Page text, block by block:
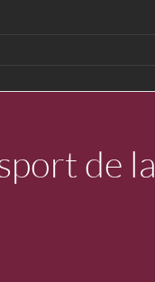
de la